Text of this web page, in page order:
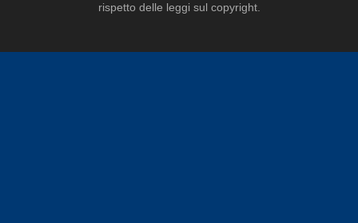
rispetto delle leggi sul copyright.